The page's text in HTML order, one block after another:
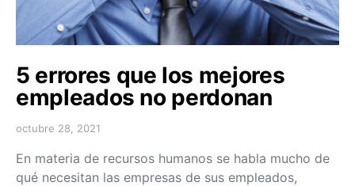
5 errores que los mejores
empleados no perdonan
octubre 28, 2021
En materia de recursos humanos se habla mucho de
qué necesitan las empresas de sus empleados,